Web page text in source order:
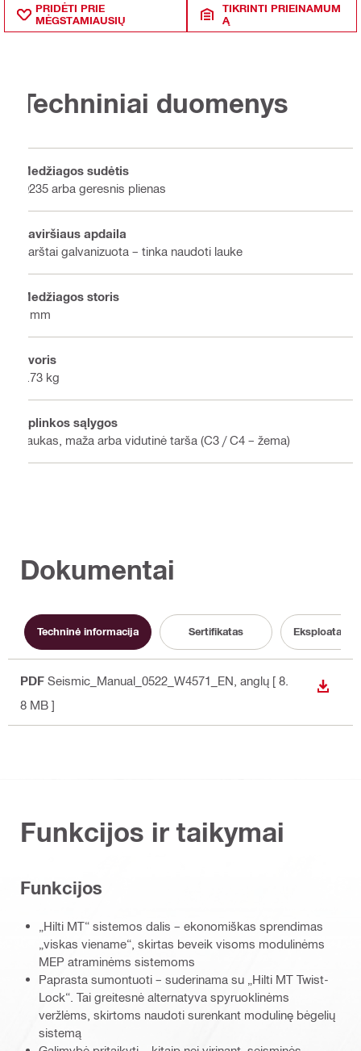
PRIDĖTI PRIE
MĖGSTAMIAUSIŲ
TIKRINTI PRIEINAMUM
Ą
Techniniai duomenys
Medžiagos sudėtis
Q235 arba geresnis plienas
Paviršiaus apdaila
Karštai galvanizuota – tinka naudoti lauke
Medžiagos storis
5 mm
Svoris
0.73 kg
Aplinkos sąlygos
Laukas, maža arba vidutinė tarša (C3 / C4 – žema)
Dokumentai
Techninė informacija Sertifikatas
PDF Seismic_Manual_0522_W4571_EN , anglų [ 8.
8 MB ]
Funkcijos ir taikymai
Funkcijos
„Hilti MT“ sistemos dalis – ekonomiškas sprendimas
„viskas viename“, skirtas beveik visoms modulinėms
MEP atraminėms sistemoms
Paprasta sumontuoti – suderinama su „Hilti MT Twist-
Lock“. Tai greitesnė alternatyva spyruoklinėms
veržlėms, skirtoms naudoti surenkant modulinę bėgelių
sistemą